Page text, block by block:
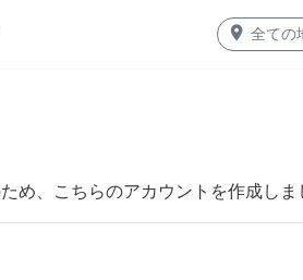
place 全ての
め、こちらのアカウントを作成しま